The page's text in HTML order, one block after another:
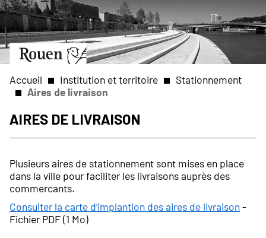
Aller
au
contenu
principal
Aller
à
la
page
d’accueil
Slide
of
1
Fil
d'Ariane
Accueil Institution et territoire
Stationnement
Aires de livraison
Aires de livraison
Plusieurs aires de stationnement sont mises en place
dans la ville pour faciliter les livraisons auprès des
commercants.
Consulter la carte d’implantion des aires de livraison-
Fichier PDF (1 Mo)